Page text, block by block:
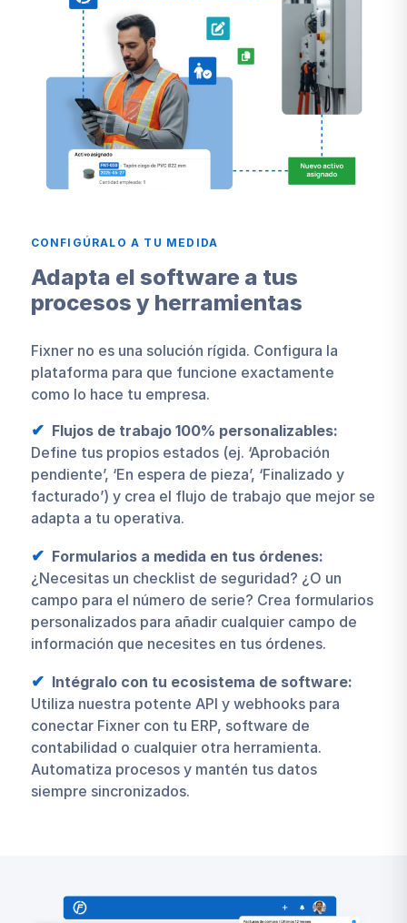
CONFIGÚRALO A TU MEDIDA
Adapta el software a tus
procesos y herramientas
Fixner no es una solución rígida. Configura la
plataforma para que funcione exactamente
como lo hace tu empresa.
Flujos de trabajo 100% personalizables:
Define tus propios estados (ej. ‘Aprobación
pendiente’, ‘En espera de pieza’, ‘Finalizado y
facturado’) y crea el flujo de trabajo que mejor se
adapta a tu operativa.
Formularios a medida en tus órdenes:
¿Necesitas un checklist de seguridad? ¿O un
campo para el número de serie? Crea formularios
personalizados para añadir cualquier campo de
información que necesites en tus órdenes.
Intégralo con tu ecosistema de software:
Utiliza nuestra potente API y webhooks para
conectar Fixner con tu ERP, software de
contabilidad o cualquier otra herramienta.
Automatiza procesos y mantén tus datos
siempre sincronizados.